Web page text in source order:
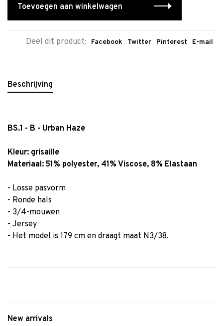
Toevoegen aan winkelwagen
Deel dit product: Facebook Twitter Pinterest E-mail
Beschrijving
BS.1 - B - Urban Haze
Kleur: grisaille
Materiaal: 51% polyester, 41% Viscose, 8% Elastaan
- Losse pasvorm
- Ronde hals
- 3/4-mouwen
- Jersey
- Het model is 179 cm en draagt maat N3/38.
New arrivals